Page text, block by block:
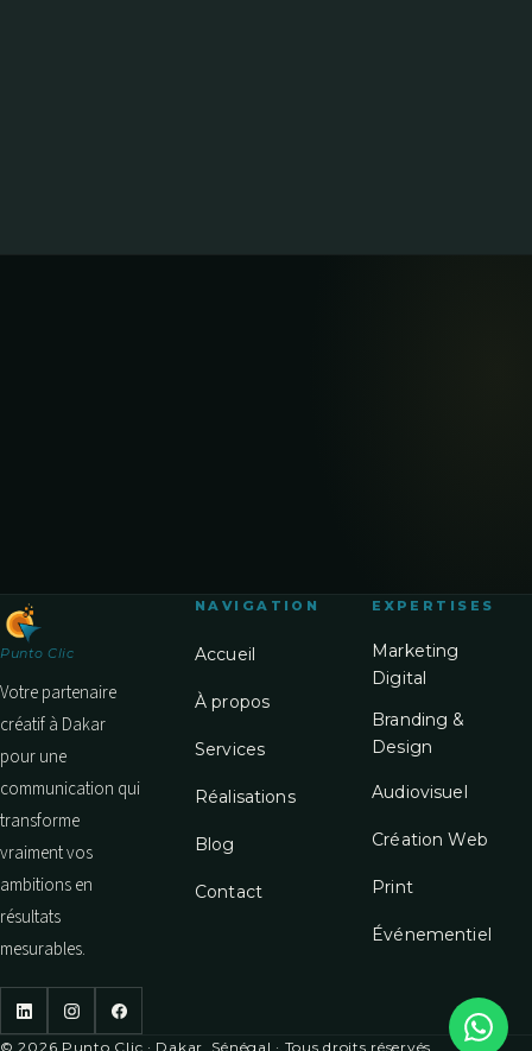
Punto Clic
Votre partenaire
créatif à Dakar
pour une
communication qui
transforme
vraiment vos
ambitions en
résultats
mesurables.
NAVIGATION
Accueil
À propos
Services
Réalisations
Blog
Contact
EXPERTISES
Marketing
Digital
Branding &
Design
Audiovisuel
Création Web
Print
Événementiel
© 2026 Punto Clic · Dakar, Sénégal · Tous droits réservés